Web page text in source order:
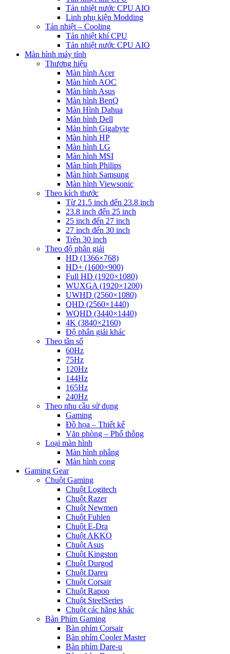
Tản nhiệt nước CPU AIO
Linh phụ kiện Modding
Tản nhiệt – Cooling
Tản nhiệt khí CPU
Tản nhiệt nước CPU AIO
Màn hình máy tính
Thương hiệu
Màn hình Acer
Màn hình AOC
Màn hình Asus
Màn hình BenQ
Màn Hình Dahua
Màn hình Dell
Màn hình Gigabyte
Màn hình HP
Màn hình LG
Màn hình MSI
Màn hình Philips
Màn hình Samsung
Màn hình Viewsonic
Theo kích thước
Từ 21.5 inch đến 23.8 inch
23.8 inch đến 25 inch
25 inch đến 27 inch
27 inch đến 30 inch
Trên 30 inch
Theo độ phân giải
HD (1366×768)
HD+ (1600×900)
Full HD (1920×1080)
WUXGA (1920×1200)
UWHD (2560×1080)
QHD (2560×1440)
WQHD (3440×1440)
4K (3840×2160)
Độ phân giải khác
Theo tần số
60Hz
75Hz
120Hz
144Hz
165Hz
240Hz
Theo nhu cầu sử dụng
Gaming
Đồ họa – Thiết kế
Văn phòng – Phổ thông
Loại màn hình
Màn hình phẳng
Màn hình cong
Gaming Gear
Chuột Gaming
Chuột Logitech
Chuột Razer
Chuột Newmen
Chuột Fuhlen
Chuột E-Dra
Chuột AKKO
Chuột Asus
Chuột Kingston
Chuột Durgod
Chuột Dareu
Chuột Corsair
Chuột Rapoo
Chuột SteelSeries
Chuột các hãng khác
Bàn Phím Gaming
Bàn phím Corsair
Bàn phím Cooler Master
Bàn phím Dare-u